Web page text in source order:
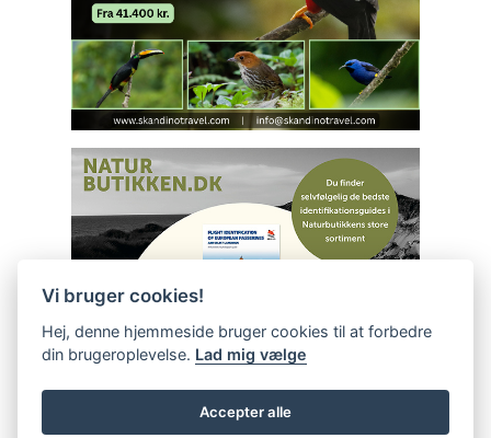
Vi bruger cookies!
Hej, denne hjemmeside bruger cookies til at forbedre
din brugeroplevelse. Lad mig vælge
Accepter alle